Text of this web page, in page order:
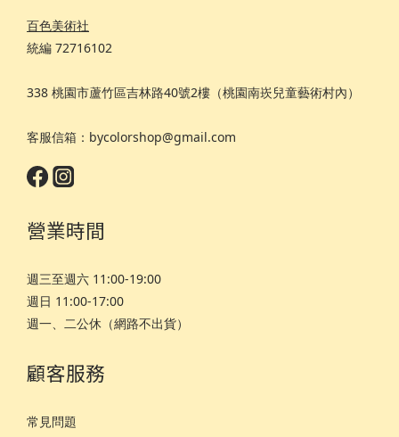
百色美術社
統編 72716102
338 桃園市蘆竹區吉林路40號2樓（桃園南崁兒童藝術村內）
客服信箱：bycolorshop@gmail.com
營業時間
週三至週六 11:00-19:00
週日 11:00-17:00
週一、二公休（網路不出貨）
顧客服務
常見問題